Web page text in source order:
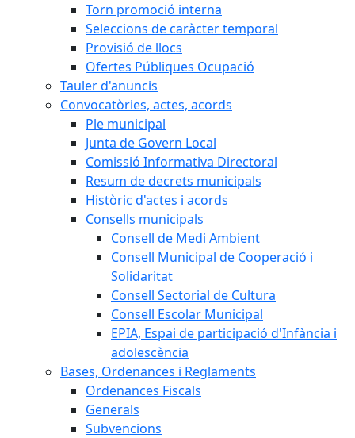
Torn promoció interna
Seleccions de caràcter temporal
Provisió de llocs
Ofertes Públiques Ocupació
Tauler d'anuncis
Convocatòries, actes, acords
Ple municipal
Junta de Govern Local
Comissió Informativa Directoral
Resum de decrets municipals
Històric d'actes i acords
Consells municipals
Consell de Medi Ambient
Consell Municipal de Cooperació i
Solidaritat
Consell Sectorial de Cultura
Consell Escolar Municipal
EPIA, Espai de participació d'Infància i
adolescència
Bases, Ordenances i Reglaments
Ordenances Fiscals
Generals
Subvencions